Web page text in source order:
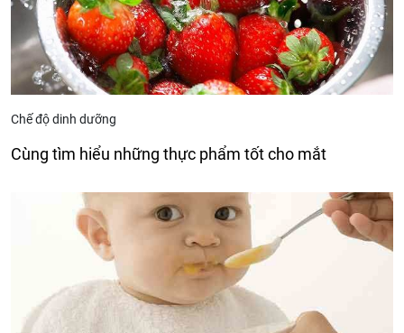
Chế độ dinh dưỡng
Cùng tìm hiểu những thực phẩm tốt cho mắt